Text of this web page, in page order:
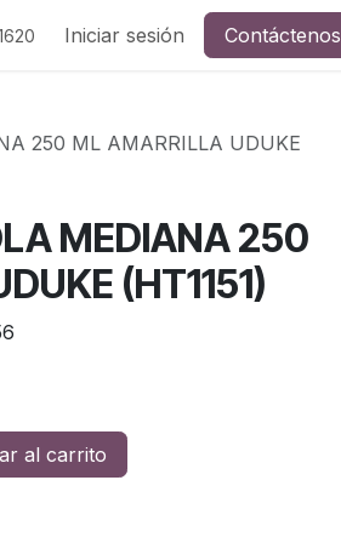
Iniciar sesión Contáctenos
250 ML AMARRILLA UDUKE
MEDIANA 250
(HT1151)
al carrito